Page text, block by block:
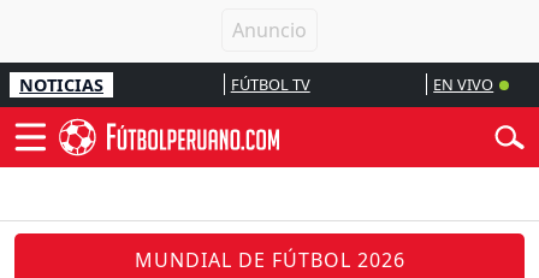
NOTICIAS FÚTBOL TV EN VIVO
MUNDIAL DE FÚTBOL 2026